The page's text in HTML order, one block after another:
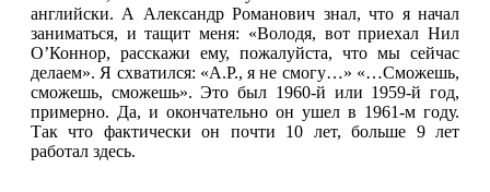
английски. А Александр Романович знал, что я начал
заниматься, и тащит меня: «Володя, вот приехал Нил
О’Коннор, расскажи ему, пожалуйста, что мы сейчас
делаем». Я схватился: «А.Р., я не смогу…» «…Сможешь,
сможешь, сможешь». Это был 1960-й или 1959-й год,
примерно. Да, и окончательно он ушел в 1961-м году.
Так что фактически он почти 10 лет, больше 9 лет
работал здесь.